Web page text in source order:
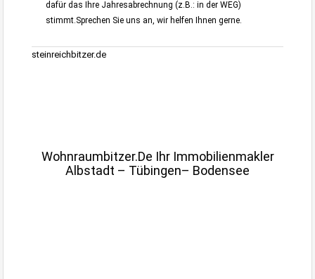
dafür das Ihre Jahresabrechnung (z.B.: in der WEG)
stimmt. Sprechen Sie uns an, wir helfen Ihnen gerne.
steinreichbitzer.de
Wohnraumbitzer.de Ihr Immobilienmakler
Albstadt – Tübingen– Bodensee